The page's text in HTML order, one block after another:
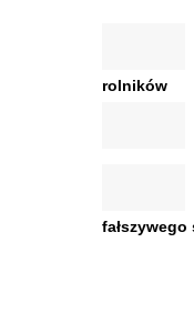
rolników
fałszywego